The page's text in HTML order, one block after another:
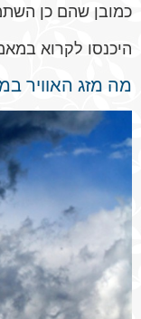
כמובן שהם כן
היכנסו לקרוא
מה מזג האוויר